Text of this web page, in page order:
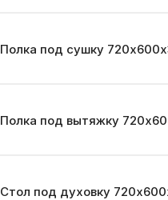
Полка под сушку
Полка под вытяжку
Стол под духовку